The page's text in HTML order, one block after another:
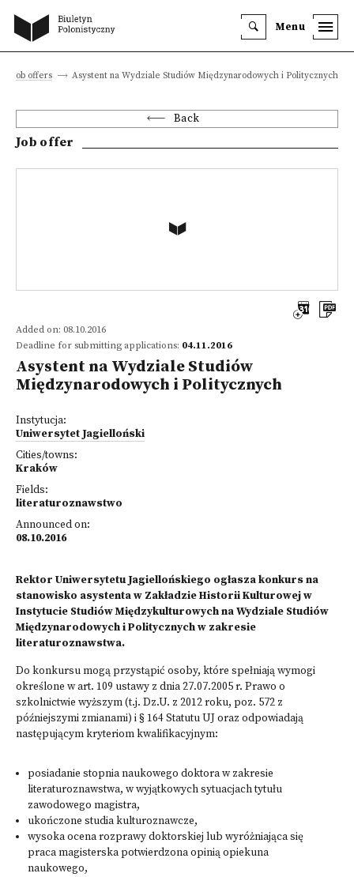
Menu
Job offers Asystent na Wydziale Studiów Międzynarodowych i Politycznych
Back
Job offer
Added on: 08.10.2016
Deadline for submitting applications: 04.11.2016
Asystent na Wydziale Studiów
Międzynarodowych i Politycznych
Instytucja:
Uniwersytet Jagielloński
Cities/towns:
Kraków
Fields:
literaturoznawstwo
Announced on:
08.10.2016
Rektor Uniwersytetu Jagiellońskiego ogłasza konkurs na
stanowisko asystenta w Zakładzie Historii Kulturowej w
Instytucie Studiów Międzykulturowych na Wydziale Studiów
Międzynarodowych i Politycznych w zakresie
literaturoznawstwa.
Do konkursu mogą przystąpić osoby, które spełniają wymogi
określone w art. 109 ustawy z dnia 27.07.2005 r. Prawo o
szkolnictwie wyższym (t.j. Dz.U. z 2012 roku, poz. 572 z
późniejszymi zmianami) i § 164 Statutu UJ oraz odpowiadają
następującym kryteriom kwalifikacyjnym:
posiadanie stopnia naukowego doktora w zakresie
literaturoznawstwa, w wyjątkowych sytuacjach tytułu
zawodowego magistra,
ukończone studia kulturoznawcze,
wysoka ocena rozprawy doktorskiej lub wyróżniająca się
praca magisterska potwierdzona opinią opiekuna
naukowego,